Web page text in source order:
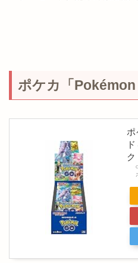
ポケカ「Pokémon